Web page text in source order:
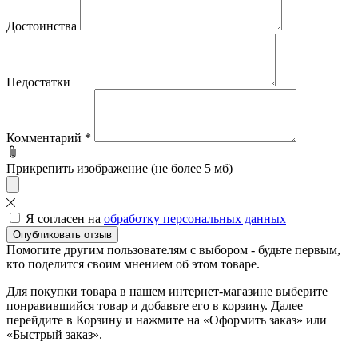
Достоинства
Недостатки
Комментарий *
Прикрепить изображение (не более 5 мб)
Я согласен на обработку персональных данных
Опубликовать отзыв
Помогите другим пользователям с выбором - будьте первым,
кто поделится своим мнением об этом товаре.
Для покупки товара в нашем интернет-магазине выберите
понравившийся товар и добавьте его в корзину. Далее
перейдите в Корзину и нажмите на «Оформить заказ» или
«Быстрый заказ».